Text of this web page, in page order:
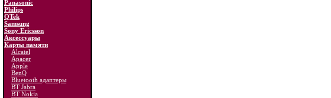
Panasonic
Philips
QTek
Samsung
Sony Ericsson
Аксессуары
Карты памяти
Alcatel
Apacer
Apple
BenQ
Bluetooth адаптеры
BT Jabra
BT Nokia